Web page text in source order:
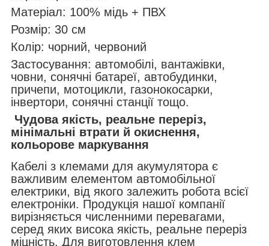
Матеріал: 100% мідь + ПВХ
Розмір: 30 см
Колір: чорний, червоний
Застосування: автомобілі, вантажівки,
човни, сонячні батареї, автобудинки,
причепи, мотоцикли, газонокосарки,
інвертори, сонячні станції тощо.
Чудова якість, реальне переріз,
мінімальні втрати й окиснення,
кольорове маркування
Кабелі з клемами для акумулятора є
важливим елементом автомобільної
електрики, від якого залежить робота всієї
електроніки. Продукція нашої компанії
вирізняється численними перевагами,
серед яких висока якість, реальне переріз
міцність. Для виготовлення клем